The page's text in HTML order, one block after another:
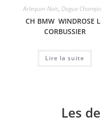
Arlequin-Noir, Dogue
CH BMW WINDROSE
CORBUSSIER
Lire la suite
Les